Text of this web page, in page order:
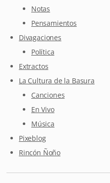
Notas
Pensamientos
Divagaciones
Política
Extractos
La Cultura de la Basura
Canciones
En Vivo
Música
Pixeblog
Rincón Ñoño